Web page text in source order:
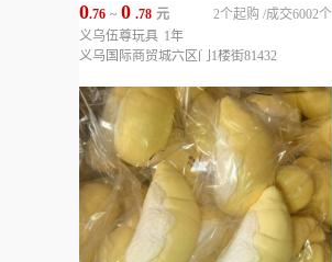
0.76 ~ 0 .78 元 成交6002个
2个起购 /
义乌伍尊玩具 1年
义乌国际商贸城六区门1楼街81432